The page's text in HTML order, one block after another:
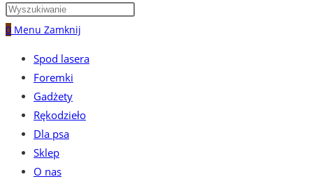
search
0 Menu Zamknij
Spod lasera
Foremki
Gadżety
Rękodzieło
Dla psa
Sklep
O nas